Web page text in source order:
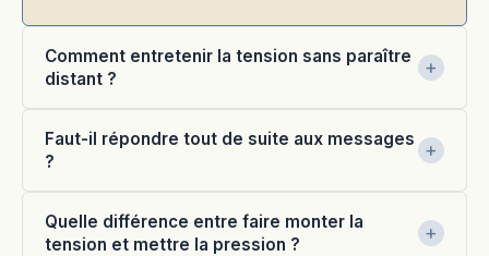
Comment entretenir la tension sans paraître
distant ?
Faut-il répondre tout de suite aux messages
?
Quelle différence entre faire monter la
tension et mettre la pression ?